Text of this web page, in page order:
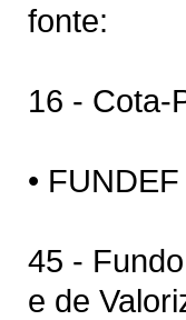
fonte:
16 - Cota-
•
45 -
e de